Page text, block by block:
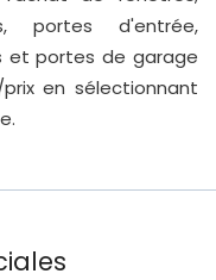
portes d'entrée,
et portes de garage
en sélectionnant